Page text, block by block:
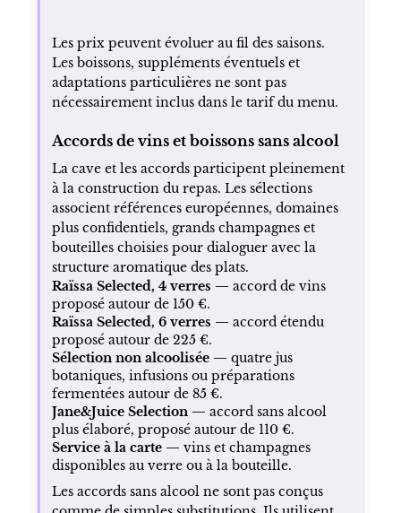
Les prix peuvent évoluer au fil des saisons.
Les boissons, suppléments éventuels et
adaptations particulières ne sont pas
nécessairement inclus dans le tarif du menu.
Accords de vins et boissons sans alcool
La cave et les accords participent pleinement
à la construction du repas. Les sélections
associent références européennes, domaines
plus confidentiels, grands champagnes et
bouteilles choisies pour dialoguer avec la
structure aromatique des plats.
Raïssa Selected, 4 verres — accord de vins
proposé autour de 150 €.
Raïssa Selected, 6 verres — accord étendu
proposé autour de 225 €.
Sélection non alcoolisée — quatre jus
botaniques, infusions ou préparations
fermentées autour de 85 €.
Jane&Juice Selection — accord sans alcool
plus élaboré, proposé autour de 110 €.
Service à la carte — vins et champagnes
disponibles au verre ou à la bouteille.
Les accords sans alcool ne sont pas conçus